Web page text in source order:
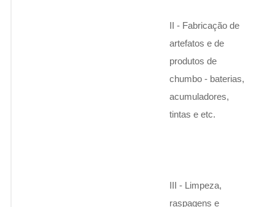
II - Fabricação de
artefatos e de
produtos de
chumbo - baterias,
acumuladores,
tintas e etc.
III - Limpeza,
raspagens e